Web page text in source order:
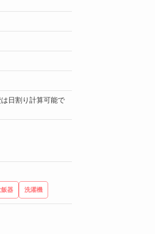
日割り計算可能で
器 洗濯機